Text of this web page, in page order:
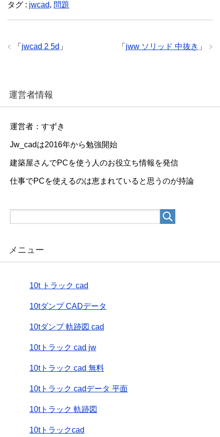
タグ : jwcad, 問題
「 jww ソリッド 中抜き 」
「 jwcad 2 5d 」
運営者情報
運営者：すずき
Jw_cadは2016年から勉強開始
建築屋さんでPCを使う人のお役立ち情報を発信
仕事でPCを使えるのは恵まれていると思うのが持論
メニュー
10t トラック cad
10tダンプ CADデータ
10tダンプ 軌跡図 cad
10tトラック cad jw
10tトラック cad 無料
10tトラック cadデータ 平面
10tトラック 軌跡図
10tトラックcad